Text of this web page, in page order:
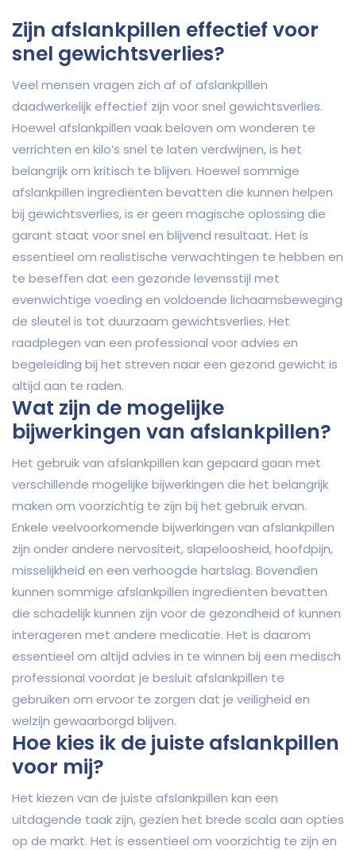
Zijn afslankpillen effectief voor
snel gewichtsverlies?
Veel mensen vragen zich af of afslankpillen
daadwerkelijk effectief zijn voor snel gewichtsverlies.
Hoewel afslankpillen vaak beloven om wonderen te
verrichten en kilo’s snel te laten verdwijnen, is het
belangrijk om kritisch te blijven. Hoewel sommige
afslankpillen ingrediënten bevatten die kunnen helpen
bij gewichtsverlies, is er geen magische oplossing die
garant staat voor snel en blijvend resultaat. Het is
essentieel om realistische verwachtingen te hebben en
te beseffen dat een gezonde levensstijl met
evenwichtige voeding en voldoende lichaamsbeweging
de sleutel is tot duurzaam gewichtsverlies. Het
raadplegen van een professional voor advies en
begeleiding bij het streven naar een gezond gewicht is
altijd aan te raden.
Wat zijn de mogelijke
bijwerkingen van afslankpillen?
Het gebruik van afslankpillen kan gepaard gaan met
verschillende mogelijke bijwerkingen die het belangrijk
maken om voorzichtig te zijn bij het gebruik ervan.
Enkele veelvoorkomende bijwerkingen van afslankpillen
zijn onder andere nervositeit, slapeloosheid, hoofdpijn,
misselijkheid en een verhoogde hartslag. Bovendien
kunnen sommige afslankpillen ingrediënten bevatten
die schadelijk kunnen zijn voor de gezondheid of kunnen
interageren met andere medicatie. Het is daarom
essentieel om altijd advies in te winnen bij een medisch
professional voordat je besluit afslankpillen te
gebruiken om ervoor te zorgen dat je veiligheid en
welzijn gewaarborgd blijven.
Hoe kies ik de juiste afslankpillen
voor mij?
Het kiezen van de juiste afslankpillen kan een
uitdagende taak zijn, gezien het brede scala aan opties
op de markt. Het is essentieel om voorzichtig te zijn en